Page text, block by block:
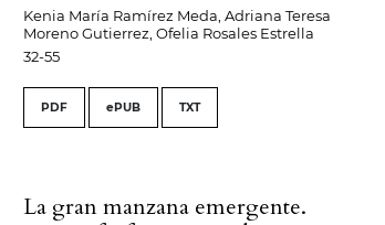
Kenia María Ramírez Meda, Adriana Teresa
Moreno Gutierrez, Ofelia Rosales Estrella
32-55
PDF ePUB TXT
La gran manzana emergente.